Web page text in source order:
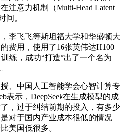
注意力机制（Multi-Head Latent
间。
飞飞等斯坦福大学和华盛顿大
费用，使用了16张英伟达H100
练，成功“打造”出了一个名为
中国人工智能学会心智计算专
表示，DeepSeek在生成模型的成
，过于纠结前期的投入，有多少
对于国内产业成本很低的情况
美国低很多。